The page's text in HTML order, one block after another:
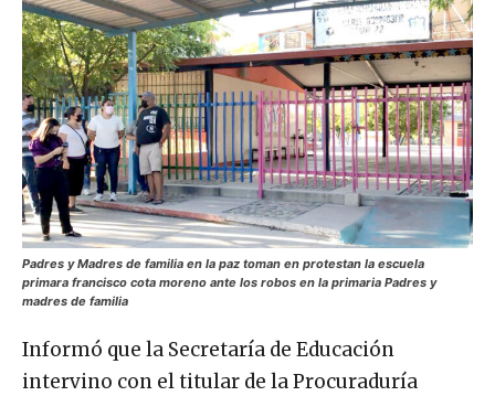
Padres y Madres de familia en la paz toman en protestan la escuela
primara francisco cota moreno ante los robos en la primaria Padres y
madres de familia
Informó que la Secretaría de Educación
intervino con el titular de la Procuraduría